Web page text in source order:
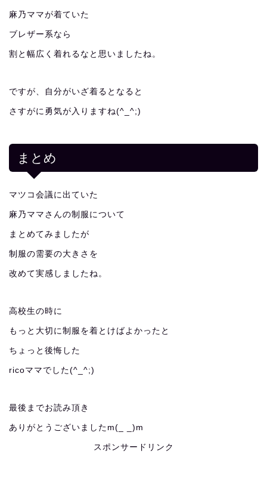
麻乃ママが着ていた
ブレザー系なら
割と幅広く着れるなと思いましたね。
ですが、自分がいざ着るとなると
さすがに勇気が入りますね(^_^;)
まとめ
マツコ会議に出ていた
麻乃ママさんの制服について
まとめてみましたが
制服の需要の大きさを
改めて実感しましたね。
高校生の時に
もっと大切に制服を着とけばよかったと
ちょっと後悔した
ricoママでした(^_^;)
最後までお読み頂き
ありがとうございましたm(_ _)m
スポンサードリンク